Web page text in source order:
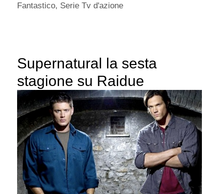
Fantastico, Serie Tv d'azione
Supernatural la sesta
stagione su Raidue